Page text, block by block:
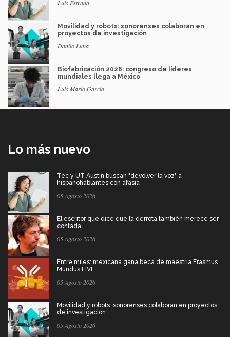
Luis Estrada
Movilidad y robots: sonorenses colaboran en
proyectos de investigación
Danilo Luna
Biofabricación 2026: congreso de líderes
mundiales llega a México
Luis Mario García
Lo más nuevo
Tec y UT Austin buscan "devolver la voz" a
hispanohablantes con afasia
05 Agosto 2026
El escritor que dice que la derrota también merece ser
contada
05 Agosto 2026
Entre miles: mexicana gana beca de maestría Erasmus
Mundus LIVE
05 Agosto 2026
Movilidad y robots: sonorenses colaboran en proyectos
de investigación
05 Agosto 2026